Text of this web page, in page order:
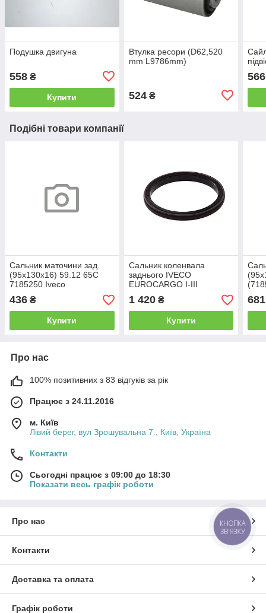
Подушка двигуна
558 ₴
Купити
Втулка ресори (D62,520
mm L9786mm)
524₴
566
Подібні товари компанії
Сальник маточини зад.
(95х130х16) 59.12 65C
7185250 Iveco
436 ₴
Купити
Сальник коленвала
заднього IVECO
EUROCARGO I-III
(130x155x12.5)
(4890833/12029818B)
Corteco
1 420₴
Купити
681
Про нас
100% позитивних з 83 відгуків за рік
Працює з 24.11.2016
м. Київ
Лівий берег, вул Зрошувальна 7., Київ, Україна
Контакти
Сьогодні працює з 09:00 до 18:30
Показати весь графік роботи
Про нас
Контакти
Доставка та оплата
Графік роботи
КНОПКА
ЗВ'ЯЗКУ